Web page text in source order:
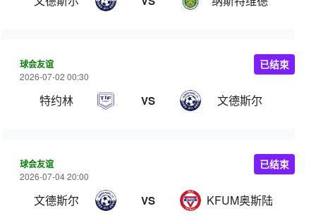
球会友谊
2026-07-02 00:30
特约林 VS 文德斯尔
已结束
球会友谊
2026-07-04 20:00
文德斯尔 VS KFUM奥斯陆
已结束